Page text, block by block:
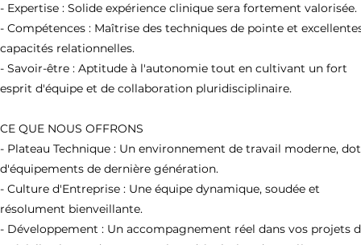
- Expertise : Solide expérience clinique sera fortement valorisée.
- Compétences : Maîtrise des techniques de pointe et
capacités relationnelles.
- Savoir-être : Aptitude à l'autonomie tout en cultivant un fort
esprit d'équipe et de collaboration pluridisciplinaire.
CE QUE NOUS OFFRONS
- Plateau Technique : Un environnement de travail moderne,
d'équipements de dernière génération.
- Culture d'Entreprise : Une équipe dynamique, soudée et
résolument bienveillante.
- Développement : Un accompagnement réel dans vos projets